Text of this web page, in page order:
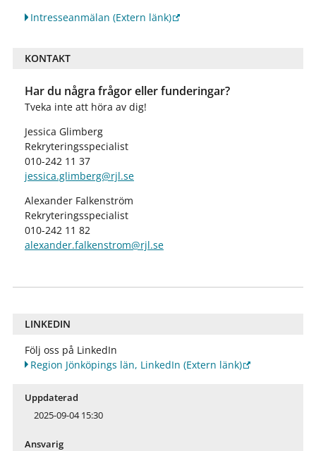
Intresseanmälan (Extern länk)
KONTAKT
Har du några frågor eller funderingar?
Tveka inte att höra av dig!
Jessica Glimberg
Rekryteringsspecialist
010-242 11 37
jessica.glimberg@rjl.se
Alexander Falkenström
Rekryteringsspecialist
010-242 11 82
alexander.falkenstrom@rjl.se
LINKEDIN
Följ oss på LinkedIn
Region Jönköpings län, LinkedIn (Extern länk)
Uppdaterad
2025-09-04 15:30
Ansvarig